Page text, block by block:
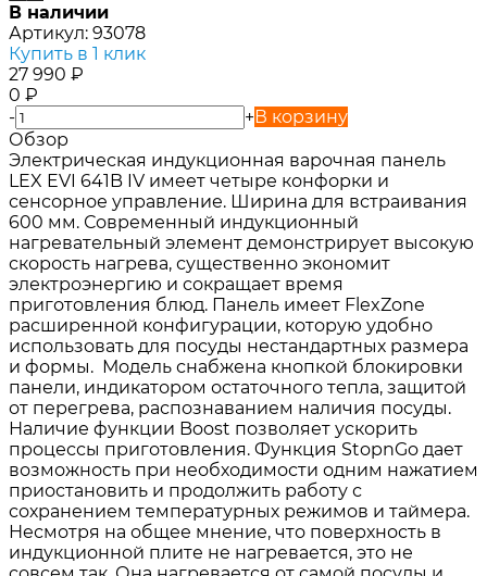
В наличии
Артикул: 93078
Купить в 1 клик
27 990 ₽
0 ₽
-
+В корзину
Обзор
Электрическая индукционная варочная панель
LEX EVI 641B IV имеет четыре конфорки и
сенсорное управление. Ширина для встраивания
600 мм. Современный индукционный
нагревательный элемент демонстрирует высокую
скорость нагрева, существенно экономит
электроэнергию и сокращает время
приготовления блюд. Панель имеет FlexZone
расширенной конфигурации, которую удобно
использовать для посуды нестандартных размера
и формы. Модель снабжена кнопкой блокировки
панели, индикатором остаточного тепла, защитой
от перегрева, распознаванием наличия посуды.
Наличие функции Boost позволяет ускорить
процессы приготовления. Функция StopnGo дает
возможность при необходимости одним нажатием
приостановить и продолжить работу с
сохранением температурных режимов и таймера.
Несмотря на общее мнение, что поверхность в
индукционной плите не нагревается, это не